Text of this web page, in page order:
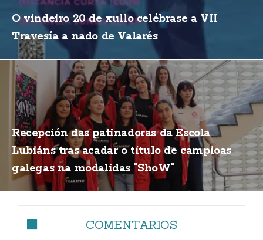
O vindeiro 20 de xullo celébrase a VII
Travesía a nado de Valarés
Recepción das patinadoras da Escola
Lubiáns tras acadar o título de campioas
galegas na modalidas "ShoW"
COMENTARIOS